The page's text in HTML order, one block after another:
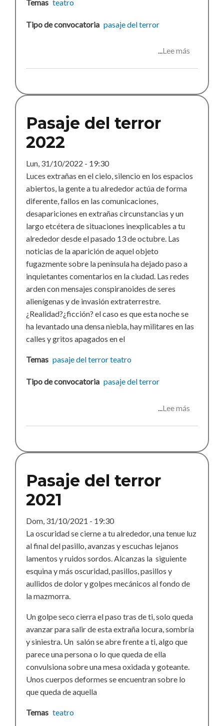
Temas teatro
Tipo de convocatoria pasaje del terror
Lee más
terror
2023
Pasaje del terror
2022
Lun, 31/10/2022 - 19:30
Luces extrañas en el cielo, silencio en los espacios
abiertos, la gente a tu alrededor actúa de forma
diferente, fallos en las comunicaciones,
desapariciones en extrañas circunstancias y un
largo etcétera de situaciones inexplicables a tu
alrededor desde el pasado 13 de octubre. Las
noticias de la aparición de aquel objeto
fugazmente sobre la península ha dejado paso a
inquietantes comentarios en la ciudad. Las redes
arden con mensajes conspiranoides de seres
alienígenas y de invasión extraterrestre.
¿Realidad?¿ficción? el caso es que esta noche se
ha levantado una densa niebla, hay militares en las
calles y gritos apagados en el
Temas pasaje del terrorteatro
Tipo de convocatoria pasaje del terror
Lee más
terror
2022
Pasaje del terror
2021
Dom, 31/10/2021 - 19:30
La oscuridad se cierne a tu alrededor, una tenue luz
al final del pasillo, avanzas y escuchas lejanos
lamentos y ruidos sordos. Alcanzas la siguiente
esquina y más oscuridad, pasillos, pasillos y
aullidos de dolor y golpes mecánicos al fondo de
la mazmorra.
Un golpe seco cierra el paso tras de ti, solo queda
avanzar para salir de esta extraña locura, sombría
y siniestra. Un salón se abre frente a ti, algo que
parece una persona o lo que queda de ella
convulsiona sobre una mesa oxidada y goteante.
Unos cuerpos deformes se encuentran sobre lo
que queda de aquella
Temas teatro